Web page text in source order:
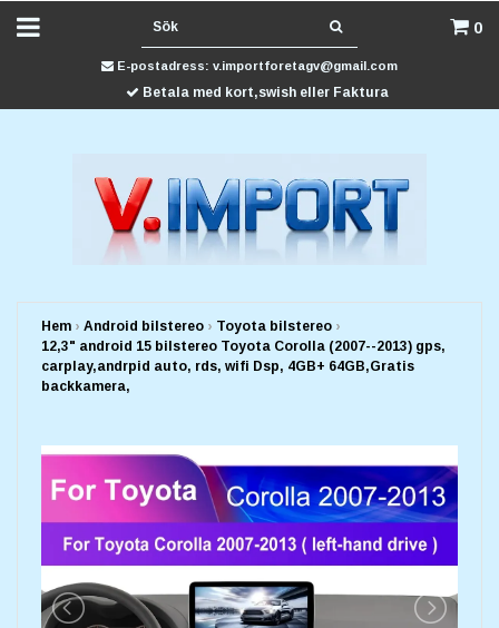
0
E-postadress: v.importforetagv@gmail.com
Betala med kort,swish eller Faktura
Hem › Android bilstereo › Toyota bilstereo ›
12,3" android 15 bilstereo Toyota Corolla (2007--2013) gps,
carplay,andrpid auto, rds, wifi Dsp, 4GB+ 64GB,Gratis
backkamera,